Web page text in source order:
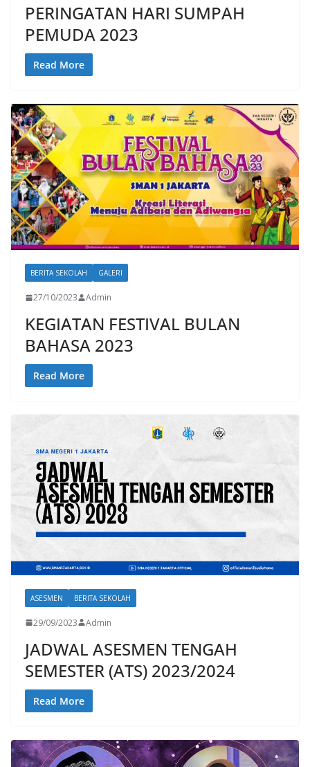
PERINGATAN HARI SUMPAH
PEMUDA 2023
Read More
BERITA SEKOLAH GALERI
27/10/2023 Admin
KEGIATAN FESTIVAL BULAN
BAHASA 2023
Read More
ASESMEN BERITA SEKOLAH
29/09/2023 Admin
JADWAL ASESMEN TENGAH
SEMESTER (ATS) 2023/2024
Read More